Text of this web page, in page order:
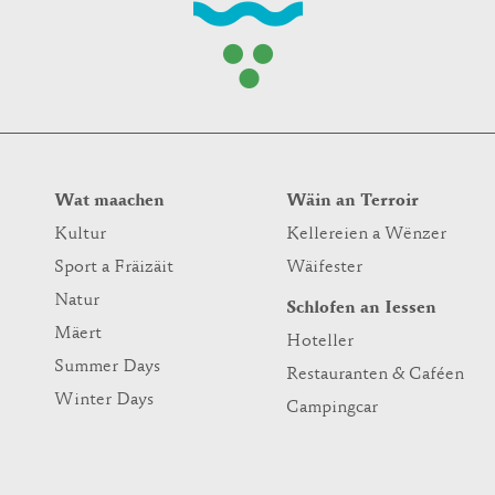
Wat maachen
Kultur
Sport a Fräizäit
Natur
Mäert
Summer Days
Winter Days
Wäin an Terroir
Kellereien a Wënzer
Wäifester
Schlofen an Iessen
Hoteller
Restauranten & Caféen
Campingcar